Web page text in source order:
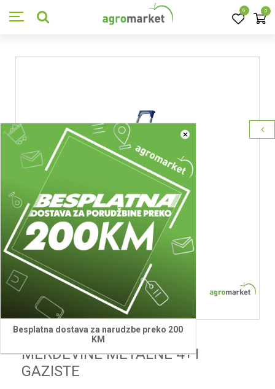
0 0
×
Besplatna dostava za narudzbe preko 200
KM
Agromarket
MERDEVINE METALNE 4+1
GAZISTE